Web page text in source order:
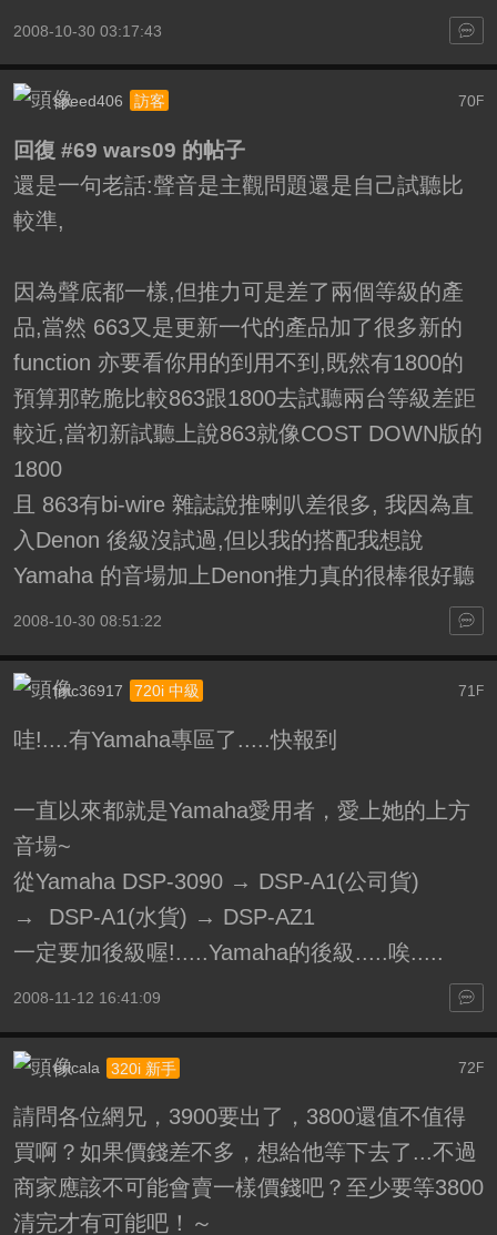
2008-10-30 03:17:43
70F
speed406 訪客
回復 #69 wars09 的帖子
還是一句老話:聲音是主觀問題還是自己試聽比
較準,
因為聲底都一樣,但推力可是差了兩個等級的產
品,當然 663又是更新一代的產品加了很多新的
function 亦要看你用的到用不到,既然有1800的
預算那乾脆比較863跟1800去試聽兩台等級差距
較近,當初新試聽上說863就像COST DOWN版的
1800
且 863有bi-wire 雜誌說推喇叭差很多, 我因為直
入Denon 後級沒試過,但以我的搭配我想說
Yamaha 的音場加上Denon推力真的很棒很好聽
2008-10-30 08:51:22
71 F
fmc36917 720i 中級
哇!....有Yamaha專區了.....快報到
一直以來都就是Yamaha愛用者，愛上她的上方
音場~
從Yamaha DSP-3090 → DSP-A1(公司貨)
→ DSP-A1(水貨) → DSP-AZ1
一定要加後級喔!.....Yamaha的後級.....唉.....
2008-11-12 16:41:09
72 F
ericala 320i 新手
請問各位網兄，3900要出了，3800還值不值得
買啊？如果價錢差不多，想給他等下去了...不過
商家應該不可能會賣一樣價錢吧？至少要等3800
清完才有可能吧！～